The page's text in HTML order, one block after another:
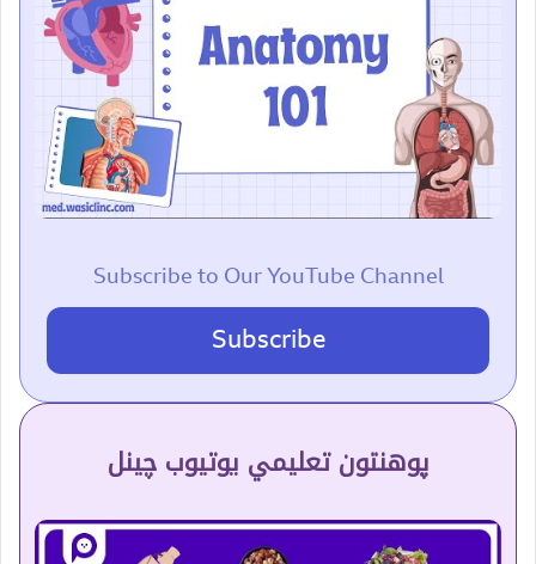
Subscribe to Our YouTube Channel
Subscribe
پوهنتون تعلیمي یوتیوب چینل